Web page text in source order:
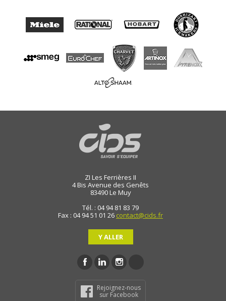
ZI Les Ferrières II
4 Bis Avenue des Genêts
83490Le Muy
Tél. : 04 94 81 83 79
Fax : 04 94 51 01 26 contact@cids.fr
Y ALLER
Rejoignez-nous
sur Facebook